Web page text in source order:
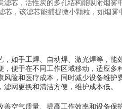
芯，活性炭的多孔结构能吸附烟雾
芯，该滤芯能捕捉微小颗粒，如烟雾
，如手工焊、自动焊、激光焊等，能
，便于在不同工作区域移动，适应多
风险和医疗成本，同时减少设备维护
滤网更换和清洁方便，维护成本低。
空气质量、提高工作效率和设备保